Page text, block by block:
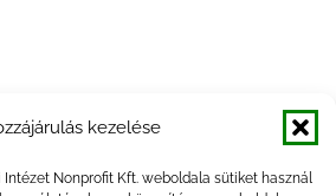
kezelése
Intézet Nonprofit Kft. weboldala sütiket használ
és bor